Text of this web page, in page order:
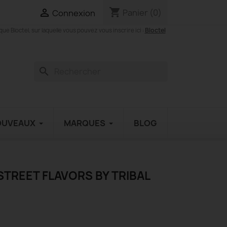
 Connexion shopping_cart Panier (0)
Bloctel, sur laquelle vous pouvez vous inscrire ici : Bloctel
search
MARQUES BLOG
FLAVORS BY TRIBAL